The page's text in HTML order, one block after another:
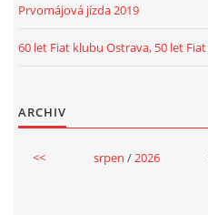
Prvomájová jízda 2019
60 let Fiat klubu Ostrava, 50 let
ARCHIV
<< srpen / 2026